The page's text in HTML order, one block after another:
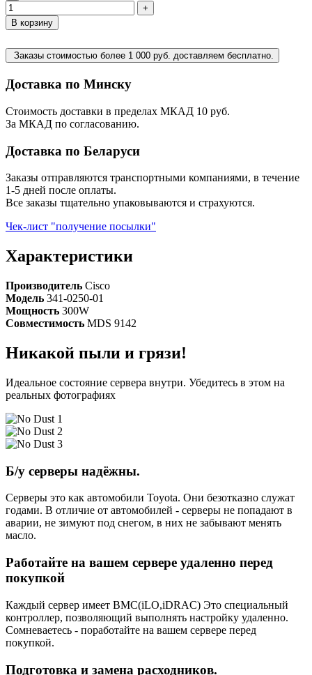
+
В корзину
Заказы стоимостью более 1 000 руб. доставляем бесплатно.
Доставка по Минску
Стоимость доставки в пределах МКАД 10 руб.
За МКАД по согласованию.
Доставка по Беларуси
Заказы отправляются транспортными компаниями, в течение
1-5 дней после оплаты.
Все заказы тщательно упаковываются и страхуются.
Чек-лист "получение посылки"
Характеристики
Производитель Cisco
Модель 341-0250-01
Мощность 300W
Совместимость MDS 9142
Никакой пыли и грязи!
Идеальное состояние сервера внутри. Убедитесь в этом на
реальных фотографиях
Б/у серверы надёжны.
Серверы это как автомобили Toyota. Они безотказно служат
годами. В отличие от автомобилей - серверы не попадают в
аварии, не зимуют под снегом, в них не забывают менять
масло.
Работайте на вашем сервере удаленно перед
покупкой
Каждый сервер имеет BMC(iLO,iDRAC) Это специальный
контроллер, позволяющий выполнять настройку удаленно.
Сомневаетесь - поработайте на вашем сервере перед
покупкой.
Подготовка и замена расходников.